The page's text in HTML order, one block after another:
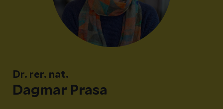
Dr. rer. nat.
Dagmar Prasa